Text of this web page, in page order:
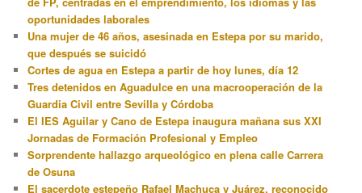
oportunidades laborales
Una mujer de 46 años, asesinada en Estepa por su marido,
que después se suicidó
Cortes de agua en Estepa a partir de hoy lunes, día 12
Tres detenidos en Aguadulce en una macrooperación de la
Guardia Civil entre Sevilla y Córdoba
El IES Aguilar y Cano de Estepa inaugura mañana sus XXI
Jornadas de Formación Profesional y Empleo
Sorprendente hallazgo arqueológico en plena calle Carrera
de Osuna
El sacerdote estepeño Rafael Machuca y Juárez, reconocido